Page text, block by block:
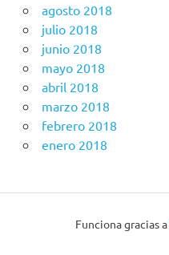
agosto 2018
julio 2018
junio 2018
mayo 2018
abril 2018
marzo 2018
febrero 2018
enero 2018
Funciona gracias a